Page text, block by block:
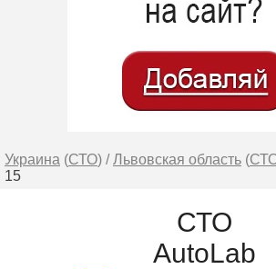
Украина (СТО) /Львовская область (
15
СТО
AutoLab